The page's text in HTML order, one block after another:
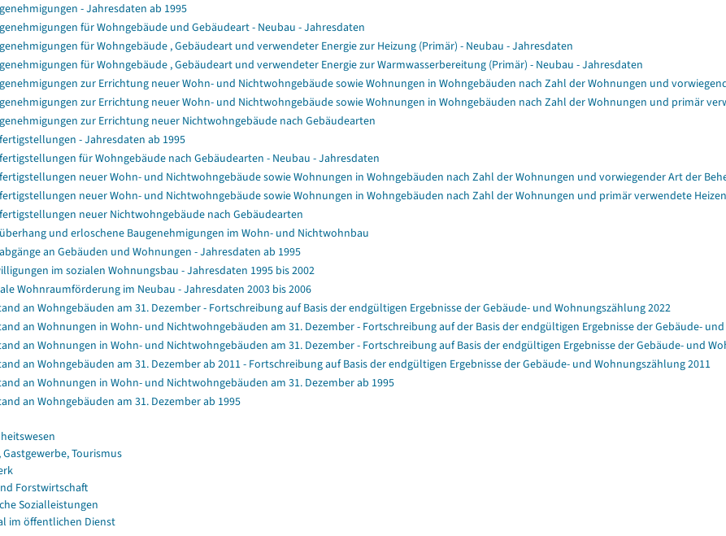
- Jahresdaten ab 1995
für Wohngebäude und Gebäudeart - Neubau - Jahresdaten
für Wohngebäude , Gebäudeart und verwendeter Energie zur Heizung (Primär) - Neubau - Jahresdaten
für Wohngebäude , Gebäudeart und verwendeter Energie zur Warmwasserbereitung (Primär) - Neubau - Jahresdaten
zur Errichtung neuer Wohn- und Nichtwohngebäude sowie Wohnungen in Wohngebäuden nach Zahl der Wohnungen und
zur Errichtung neuer Wohn- und Nichtwohngebäude sowie Wohnungen in Wohngebäuden nach Zahl der Wohnungen und primär
zur Errichtung neuer Nichtwohngebäude nach Gebäudearten
- Jahresdaten ab 1995
für Wohngebäude nach Gebäudearten - Neubau - Jahresdaten
neuer Wohn- und Nichtwohngebäude sowie Wohnungen in Wohngebäuden nach Zahl der Wohnungen und vorwiegender Art der
neuer Wohn- und Nichtwohngebäude sowie Wohnungen in Wohngebäuden nach Zahl der Wohnungen und primär verwendete
neuer Nichtwohngebäude nach Gebäudearten
und erloschene Baugenehmigungen im Wohn- und Nichtwohnbau
an Gebäuden und Wohnungen - Jahresdaten ab 1995
im sozialen Wohnungsbau - Jahresdaten 1995 bis 2002
Wohnraumförderung im Neubau - Jahresdaten 2003 bis 2006
an Wohngebäuden am 31. Dezember - Fortschreibung auf Basis der endgültigen Ergebnisse der Gebäude- und Wohnungszählung 2022
an Wohnungen in Wohn- und Nichtwohngebäuden am 31. Dezember - Fortschreibung auf der Basis der endgültigen Ergebnisse der Gebäude-
an Wohnungen in Wohn- und Nichtwohngebäuden am 31. Dezember - Fortschreibung auf Basis der endgültigen Ergebnisse der Gebäude- und
an Wohngebäuden am 31. Dezember ab 2011 - Fortschreibung auf Basis der endgültigen Ergebnisse der Gebäude- und Wohnungszählung 2011
an Wohnungen in Wohn- und Nichtwohngebäuden am 31. Dezember ab 1995
an Wohngebäuden am 31. Dezember ab 1995
Gastgewerbe, Tourismus
Forstwirtschaft
Sozialleistungen
im öffentlichen Dienst